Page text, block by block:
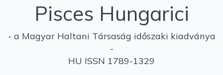
Pisces Hungarici
- a Magyar Haltani Társaság időszaki kiadványa
-
HU ISSN 1789-1329